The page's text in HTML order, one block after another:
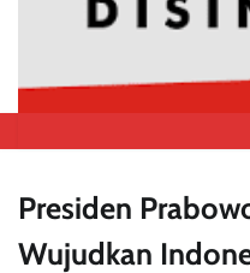
Presiden
Wujudkan